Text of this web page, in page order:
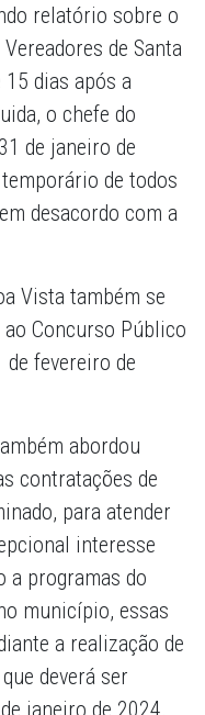
relatório sobre o
de Santa
dias após a
o chefe do
de janeiro de
de todos
desacordo com a
Vista também se
Concurso Público
fevereiro de
abordou
contratações de
para atender
interesse
a programas do
município, essas
a realização de
deverá ser